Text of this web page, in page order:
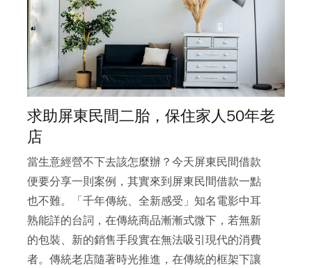
求助屏東民間二胎，保住家人50年老
店
當生意經營不下去該怎麼辦？今天屏東民間借款
便要分享一則案例，其實來到屏東民間借款一點
也不難。「千年傳統、全新感受」知名電影中耳
熟能詳的台詞，在傳統商品漸漸式微下，若無新
的包裝、新的銷售手段實在無法吸引現代的消費
者。傳統老店隨著時光推進，在傳統的框架下讓